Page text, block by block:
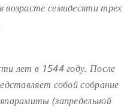
семидесяти трех
лет в 1544 году. После
собой собрание
(запредельной